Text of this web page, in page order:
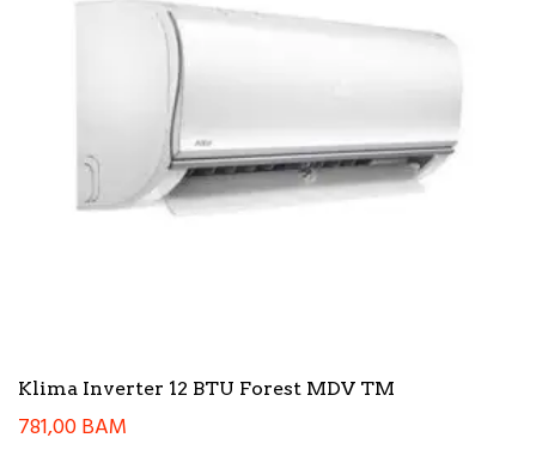
Klima Inverter 12 BTU Forest MDV TM
781,00BAM